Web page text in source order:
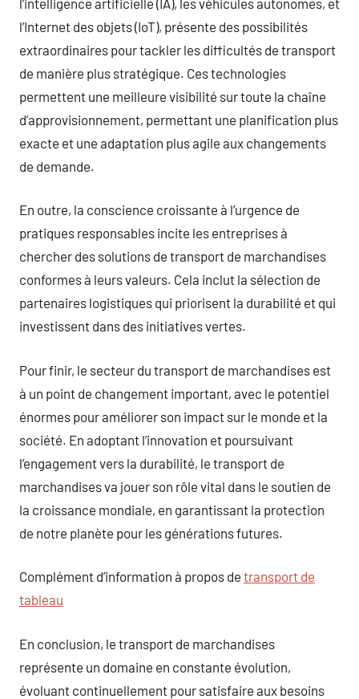
l’Internet des objets (IoT), présente des possibilités
extraordinaires pour tackler les difficultés de transport
de manière plus stratégique. Ces technologies
permettent une meilleure visibilité sur toute la chaîne
d’approvisionnement, permettant une planification plus
exacte et une adaptation plus agile aux changements
de demande.
En outre, la conscience croissante à l’urgence de
pratiques responsables incite les entreprises à
chercher des solutions de transport de marchandises
conformes à leurs valeurs. Cela inclut la sélection de
partenaires logistiques qui priorisent la durabilité et qui
investissent dans des initiatives vertes.
Pour finir, le secteur du transport de marchandises est
à un point de changement important, avec le potentiel
énormes pour améliorer son impact sur le monde et la
société. En adoptant l’innovation et poursuivant
l’engagement vers la durabilité, le transport de
marchandises va jouer son rôle vital dans le soutien de
la croissance mondiale, en garantissant la protection
de notre planète pour les générations futures.
Complément d’information à propos de transport de
tableau
En conclusion, le transport de marchandises
représente un domaine en constante évolution,
évoluant continuellement pour satisfaire aux besoins